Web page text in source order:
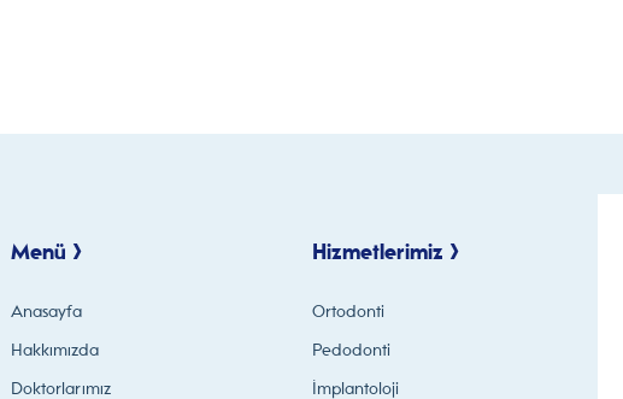
Menü >
Anasayfa
Hakkımızda
Doktorlarımız
Hizmetlerimiz >
Ortodonti
Pedodonti
İmplantoloji